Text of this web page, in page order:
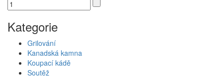
Kategorie
Grilování
Kanadská kamna
Koupací kádě
Soutěž